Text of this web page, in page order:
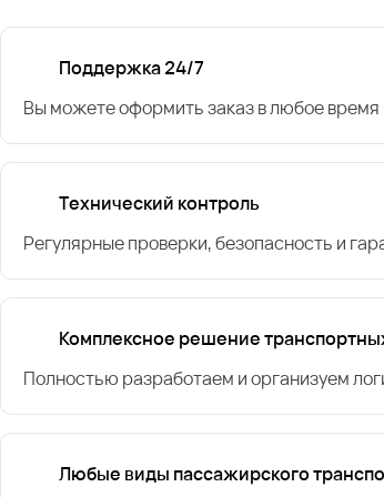
Поддержка 24/7
Вы можете оформить заказ в любое
Технический контроль
Регулярные проверки, безопасность и
Комплексное решение
Полностью разработаем и организуем
Любые виды пассажирского